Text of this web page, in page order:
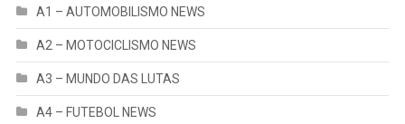
A1 – AUTOMOBILISMO NEWS
A2 – MOTOCICLISMO NEWS
A3 – MUNDO DAS LUTAS
A4 – FUTEBOL NEWS